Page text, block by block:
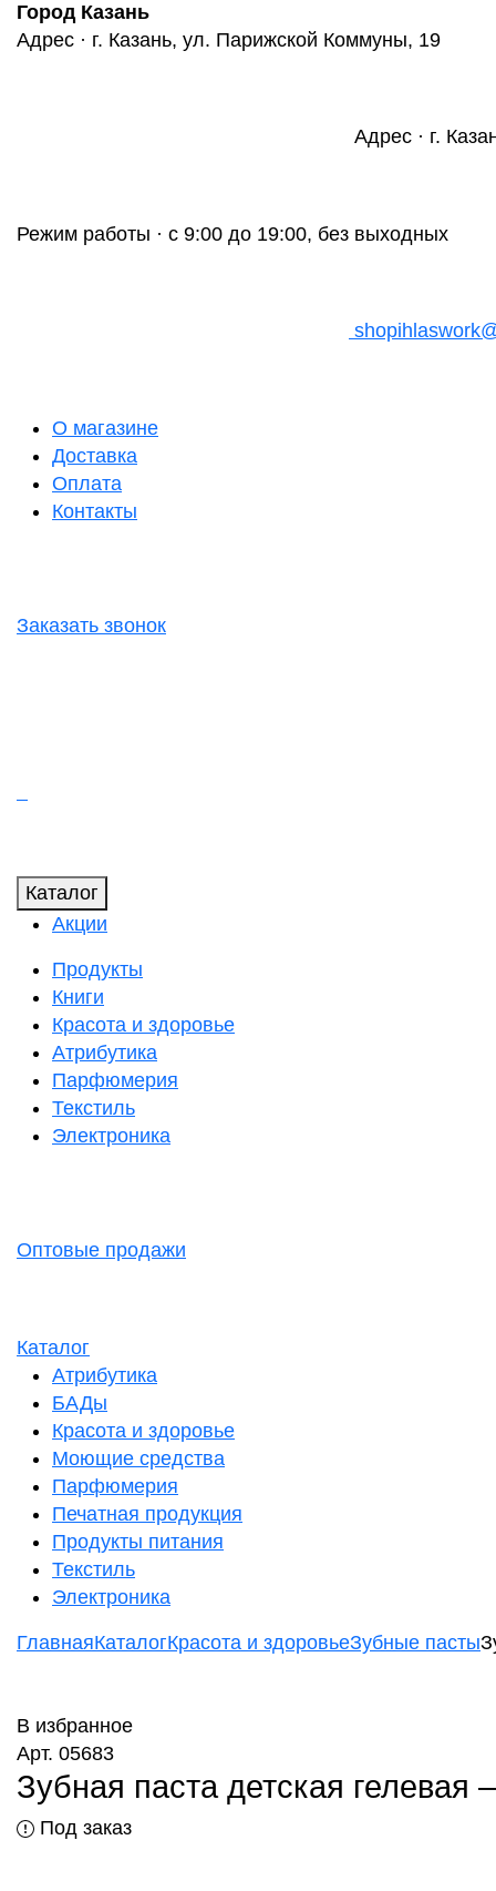
Город Казань
Адрес · г. Казань, ул. Парижской Коммуны, 19
Адрес · г.
Режим работы · с 9:00 до 19:00, без выходных
О магазине
Доставка
Оплата
Контакты
Заказать звонок
Каталог
Акции
Продукты
Книги
Красота и здоровье
Атрибутика
Парфюмерия
Текстиль
Электроника
Оптовые продажи
Каталог
Атрибутика
БАДы
Красота и здоровье
Моющие средства
Парфюмерия
Печатная продукция
Продукты питания
Текстиль
Электроника
ГлавнаяКаталогКрасота и здоровьеЗубные пасты
В избранное
Арт. 05683
Зубная паста детская
Под заказ